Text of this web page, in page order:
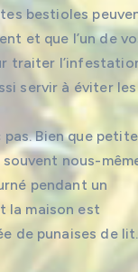
bestioles
et que l’un de
traiter
servir à éviter les
Bien que
nous-
pendant un
la maison est
de punaises de lit.